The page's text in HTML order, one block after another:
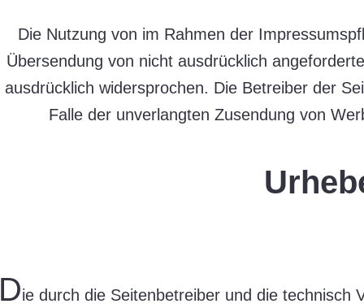
Die Nutzung von im Rahmen der
Übersendung von nicht ausdrücklich
ausdrücklich widersprochen. Die Betreiber der
Falle der unverlangten Zusendung von
Die durch die Seitenbetreiber und die technisch